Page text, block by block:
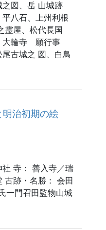
之図、岳 山城跡
八石、上州利根
霊屋、松代長国
輪寺 願行事
古城之 図、白鳥
明治初期の絵
寺： 善入寺／瑞
古跡・名勝： 会田
一門召田監物山城